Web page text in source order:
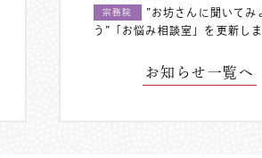
宗務院
”お坊さんに聞いてみ
う”「お悩み相談室」を更新しま
お知らせ一覧へ